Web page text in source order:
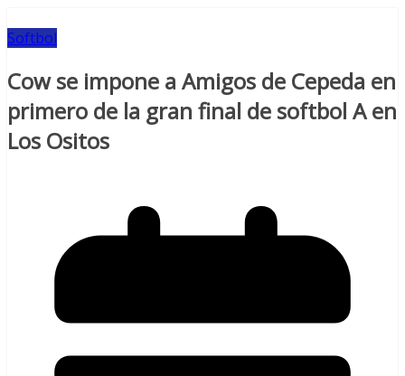
Softbol
Cow se impone a Amigos de Cepeda en
primero de la gran final de softbol A en
Los Ositos